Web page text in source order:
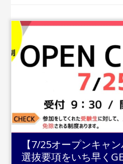
【7/25オープンキャ
選抜要項をいち早く